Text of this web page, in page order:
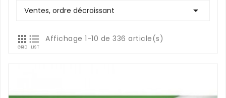
Ventes, ordre décroissant 

GRID

LIST
Affichage 1-10 de 336 article(s)